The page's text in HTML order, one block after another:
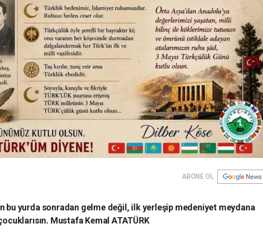
ABONE OL
bu yurda sonradan gelme değil, ilk yerleşip medeniyet meydana
Mustafa Kemal ATATÜRK